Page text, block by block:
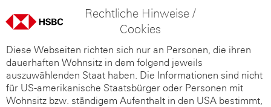
Rechtliche Hinweise /
Cookies
Diese Webseiten richten sich nur an Personen, die ihren
dauerhaften Wohnsitz in dem folgend jeweils
auszuwählenden Staat haben. Die Informationen sind nicht
für US-amerikanische Staatsbürger oder Personen mit
Wohnsitz bzw. ständigem Aufenthalt in den USA bestimmt,